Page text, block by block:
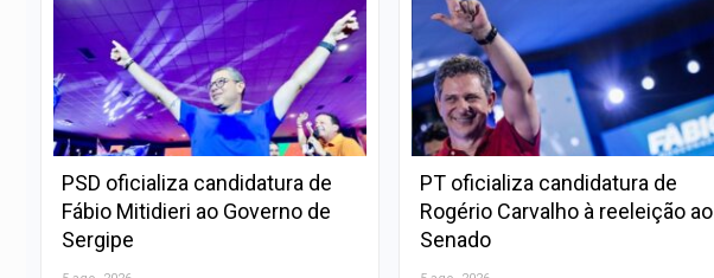
PSD oficializa candidatura de
Fábio Mitidieri ao Governo de
Sergipe
PT oficializa candidatura de
Rogério Carvalho à reeleição ao
Senado